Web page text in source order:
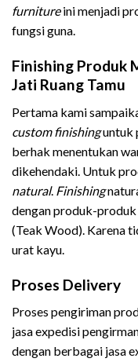
furnitureini menjadi
fungsi guna.
Finishing Produk
Jati Ruang Tamu
Pertama kami
custom finishinguntuk
berhak menentukan
dikehendaki. Untuk
natural. Finishing
dengan produk-
(Teak Wood). Karena
urat kayu.
Proses Delivery
Proses pengiriman
jasa expedisi
dengan berbagai jasa